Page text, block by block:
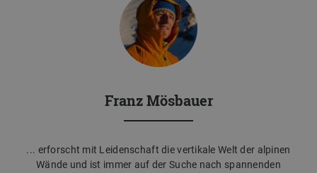
Franz Mösbauer
... erforscht mit Leidenschaft die vertikale Welt der alpinen
Wände und ist immer auf der Suche nach spannenden